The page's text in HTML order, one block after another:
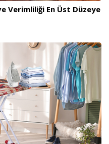
Verimliliği En Üst Düzeye